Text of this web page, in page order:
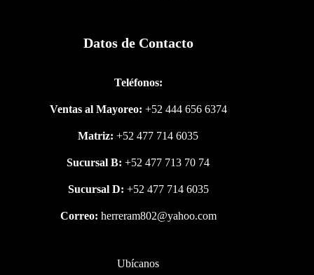
Datos de Contacto
Teléfonos:
Ventas al Mayoreo: +52 444 656 6374
Matriz: +52 477 714 6035
Sucursal B:+52 477 713 70 74
Sucursal D: +52 477 714 6035
Correo: herreram802@yahoo.com
Ubícanos